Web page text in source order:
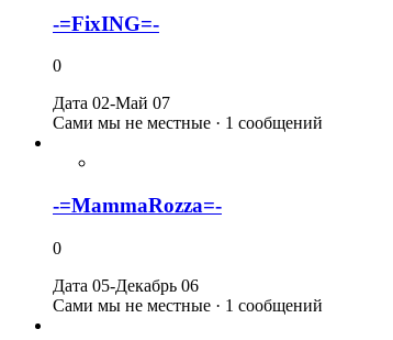
-=FixING=-
0
Дата 02-Май 07
Сами мы не местные · 1 сообщений
-=MammaRozza=-
0
Дата 05-Декабрь 06
Сами мы не местные · 1 сообщений